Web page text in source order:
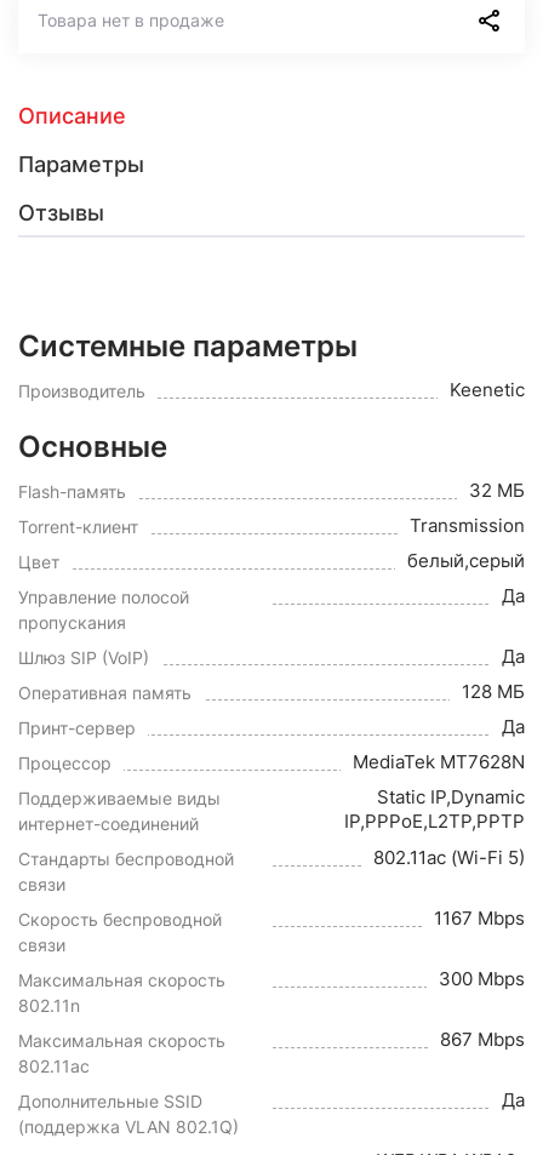
Товара нет в продаже
Описание
Параметры
Отзывы
Системные параметры
Производитель Keenetic
Основные
Flash-память 32 МБ
Torrent-клиент Transmission
Цвет белый,серый
Управление полосой
пропускания
Да
Шлюз SIP (VoIP) Да
Оперативная память 128 МБ
Принт-сервер Да
Процессор MediaTek MT7628N
Поддерживаемые виды
интернет-соединений
Static IP,Dynamic
IP,PPPoE,L2TP,PPTP
Стандарты беспроводной
связи
802.11ac (Wi-Fi 5)
Скорость беспроводной
связи
1167 Mbps
Максимальная скорость
802.11n
300 Mbps
Максимальная скорость
802.11ac
867 Mbps
Дополнительные SSID
(поддержка VLAN 802.1Q)
Да